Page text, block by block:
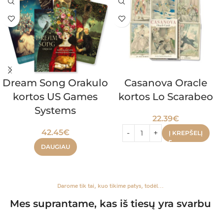
Dream Song Orakulo
kortos US Games
Systems
42.45€
DAUGIAU
Casanova Oracle
kortos Lo Scarabeo
22.39€
Į KREPŠELĮ
Darome tik tai, kuo tikime patys, todėl...
Mes suprantame, kas iš tiesų yra svarbu